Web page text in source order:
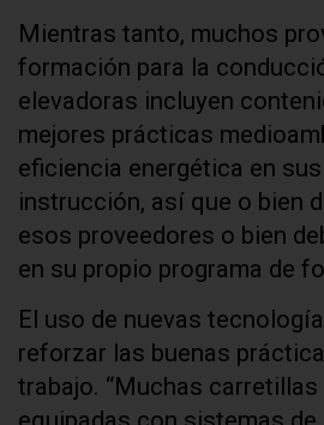
Mientras tanto, muchos
formación para la
elevadoras incluyen
mejores prácticas
eficiencia energética en
instrucción, así que o bien
esos proveedores o bien
en su propio programa de
El uso de nuevas
reforzar las buenas
trabajo. “Muchas